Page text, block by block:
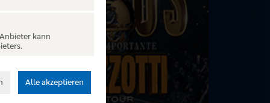
kann
Alle akzeptieren